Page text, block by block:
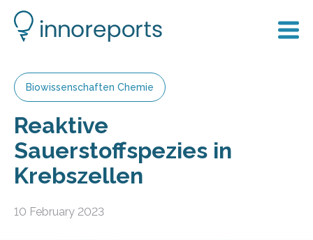
Biowissenschaften Chemie
Reaktive
Sauerstoffspezies in
Krebszellen
10 February 2023